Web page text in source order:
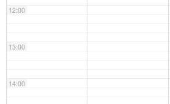
12:00
13:00
14:00